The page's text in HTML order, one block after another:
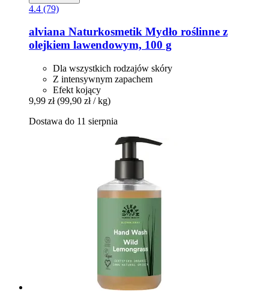
4.4 (79)
alviana Naturkosmetik Mydło roślinne z
olejkiem lawendowym, 100 g
Dla wszystkich rodzajów skóry
Z intensywnym zapachem
Efekt kojący
9,99 zł (99,90 zł / kg)
Dostawa do 11 sierpnia